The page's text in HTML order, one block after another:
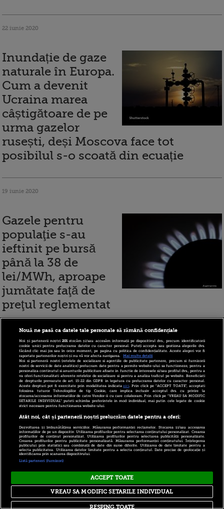
22 iunie 2020
Inundație de gaze
naturale în Europa.
Cum a devenit
Ucraina marea
câștigătoare de pe
urma gazelor
rusești, deși Moscova face tot
posibilul s-o scoată din ecuație
19 iunie 2020
Gazele pentru
populaţie s-au
ieftinit pe bursă
până la 38 de
lei/MWh, aproape
jumătate faţă de
preţul reglementat
18 iunie 2020
Majoritatea
consumatorilor se
așteaptă la o
scumpire a gazelor
după liberalizarea
prețurilor, la 1 iulie.
Doar 1 din 5 așteaptă o factură mai
mică
17 iunie 2020
Nouă ne pasă ca datele tale personale să rămână confidențiale
Noi și partenerii noștri201stocăm și/sau accesăm informații pe dispozitivul dvs., precum identificatorii
cookie unici pentru prelucrarea datelor cu caracter personal. Puteți accepta sau gestiona alegerile dvs.
făcând clic mai jos sau în orice moment, pe pagina cu politica de confidențialitate. Aceste alegeri vor fi
raportate partenerilor noștri și nu vă vor afecta navigarea.
Mai multe detalii
Noi si partenerii nostri (retelele de socializare si agentiile de publicitate partenere, precum si furnizorii
nostri de servicii de date analitice) prelucram date pentru a permite website-ului sa functioneze, pentru a
personaliza continutul si anunturile publicitare afisate in functie de interesele si/sau profilul dvs., pentru a
va oferi functionalitati aferente retelelor de socializare si pentru a analiza traficul pe website. Beneficiati
de drepturile prevazute de art. 15-22 din GDPR in legatura cu prelucrarea datelor cu caracter personal.
Aceste drepturi pot fi exercitate prin modalitatea indicataaici. Prin click pe “ACCEPT TOATE”, acceptati
folosirea tuturor Tehnologiilor de tip Cookie, care implica inclusiv acceptul dvs. cu privire la
stocarea/accesarea informatiilor de catre Vendor-ii cu care colaboram. Prin click pe “VREAU SA MODIFIC
SETARILE INDIVIDUAL” puteti schimba preferintele in mod individual, mai putin cele legate de cookie
strict necesare pentru functionarea website-ului.
Atât noi, cât și partenerii noștri prelucrăm datele pentru a oferi:
Dezvoltarea și îmbunătățirea serviciilor. Măsurarea performanței reclamelor. Stocarea și/sau accesarea
informațiilor de pe un dispozitiv. Utilizarea profilurilor pentru selectarea conținutului personalizat. Crearea
profilurilor de conținut personalizat. Utilizarea profilurilor pentru selectarea publicității personalizate.
Crearea profilurilor pentru publicitate personalizată. Măsurarea performanței conținutului. Înțelegerea
publicului prin statistici sau combinații de date din surse diferite. Utilizarea de date limitate pentru a
selecta publicitatea. Utilizarea datelor limitate pentru a selecta conținutul. Date precise de geolocație și
identificarea prin scanarea dispozitivului.
Listă parteneri (furnizori)
ACCEPT TOATE
RESPING TOATE
VREAU SA MODIFIC SETARILE INDIVIDUAL